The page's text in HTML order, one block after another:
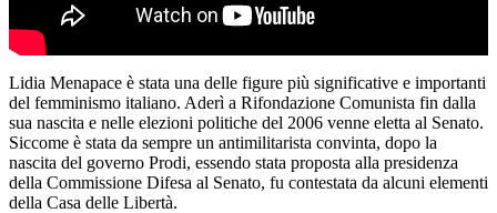
Lidia Menapace è stata una delle figure più significative e importanti
del femminismo italiano. Aderì a Rifondazione Comunista fin dalla
sua nascita e nelle elezioni politiche del 2006 venne eletta al Senato.
Siccome è stata da sempre un antimilitarista convinta, dopo la
nascita del governo Prodi, essendo stata proposta alla presidenza
della Commissione Difesa al Senato, fu contestata da alcuni elementi
della Casa delle Libertà.